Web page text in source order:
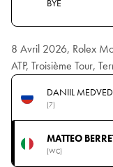
BYE
8 Avril 2026, Rolex
ATP, Troisième Tour,
DANIIL
(7)
MATTEO
(WC)